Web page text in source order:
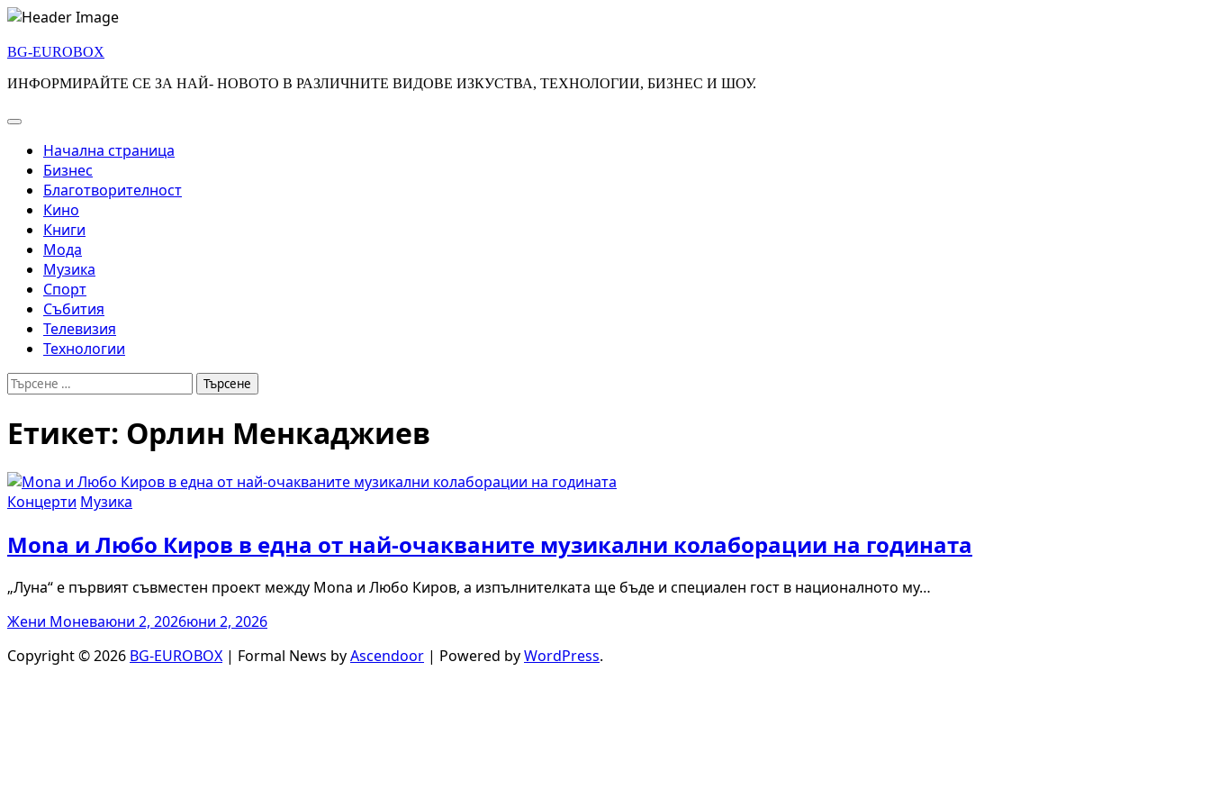
Skip
content
BG-EUROBOX
ИНФОРМИРАЙТЕ СЕ ЗА НАЙ- НОВОТО В РАЗЛИЧНИТЕ ВИДОВЕ ИЗКУСТВА, ТЕХНОЛОГИИ, БИЗНЕС И ШОУ.
Начална страница
Бизнес
Благотворителност
Кино
Книги
Мода
Музика
Спорт
Събития
Телевизия
Технологии
Търсене
Етикет: Орлин Менкаджиев
Концерти Музика
Mona и Любо Киров в една от най-очакваните музикални колаборации на годината
„Луна“ е първият съвместен проект между Mona и Любо Киров, а изпълнителката ще бъде и специален гост в националното му…
Жени Моневаюни 2, 2026юни 2, 2026
Copyright © 2026 BG-EUROBOX | Formal News byAscendoor | Powered byWordPress.